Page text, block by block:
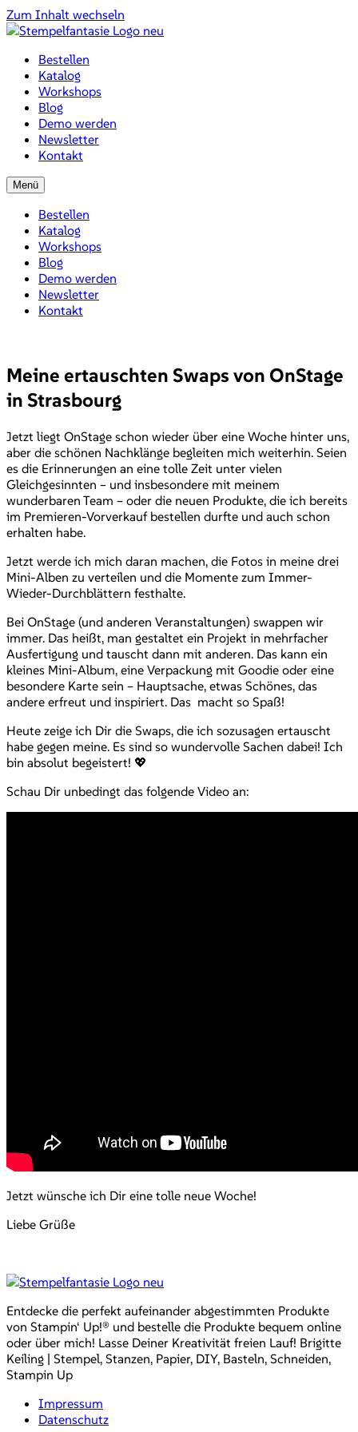
Zum Inhalt wechseln
Bestellen
Katalog
Workshops
Blog
Demo werden
Newsletter
Kontakt
Menü
Bestellen
Katalog
Workshops
Blog
Demo werden
Newsletter
Kontakt
Meine ertauschten Swaps von OnStage
in Strasbourg
Jetzt liegt OnStage schon wieder über eine Woche hinter uns,
aber die schönen Nachklänge begleiten mich weiterhin. Seien
es die Erinnerungen an eine tolle Zeit unter vielen
Gleichgesinnten – und insbesondere mit meinem
wunderbaren Team – oder die neuen Produkte, die ich bereits
im Premieren-Vorverkauf bestellen durfte und auch schon
erhalten habe.
Jetzt werde ich mich daran machen, die Fotos in meine drei
Mini-Alben zu verteilen und die Momente zum Immer-
Wieder-Durchblättern festhalte.
Bei OnStage (und anderen Veranstaltungen) swappen wir
immer. Das heißt, man gestaltet ein Projekt in mehrfacher
Ausfertigung und tauscht dann mit anderen. Das kann ein
kleines Mini-Album, eine Verpackung mit Goodie oder eine
besondere Karte sein – Hauptsache, etwas Schönes, das
andere erfreut und inspiriert. Das macht so Spaß!
Heute zeige ich Dir die Swaps, die ich sozusagen ertauscht
habe gegen meine. Es sind so wundervolle Sachen dabei! Ich
bin absolut begeistert! 💖
Schau Dir unbedingt das folgende Video an:
Jetzt wünsche ich Dir eine tolle neue Woche!
Liebe Grüße
Entdecke die perfekt aufeinander abgestimmten Produkte
von Stampin‘ Up!® und bestelle die Produkte bequem online
oder über mich! Lasse Deiner Kreativität freien Lauf! Brigitte
Keiling | Stempel, Stanzen, Papier, DIY, Basteln, Schneiden,
Stampin Up
Impressum
Datenschutz